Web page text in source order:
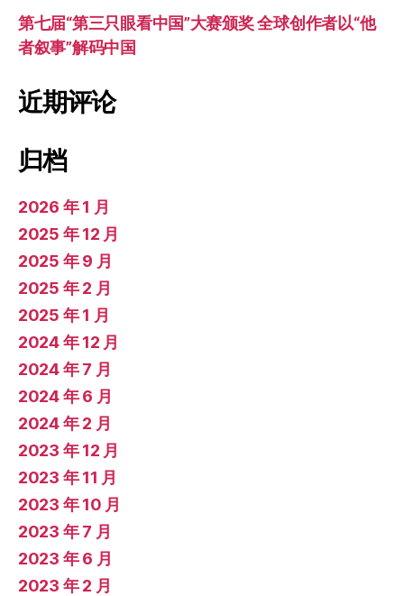
第七届“第三只眼看中国”大赛颁奖 全球创作者以“他
者叙事”解码中国
近期评论
归档
2026 年 1 月
2025 年 12 月
2025 年 9 月
2025 年 2 月
2025 年 1 月
2024 年 12 月
2024 年 7 月
2024 年 6 月
2024 年 2 月
2023 年 12 月
2023 年 11 月
2023 年 10 月
2023 年 7 月
2023 年 6 月
2023 年 2 月